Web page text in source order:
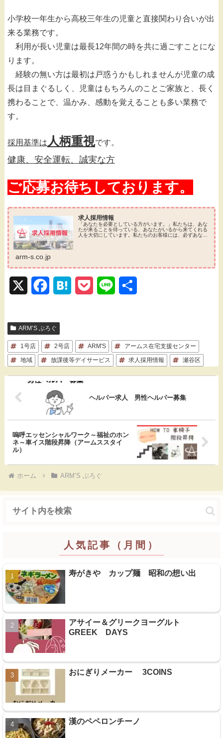
小学校一年生から高校三年生の児童と直接関わり合いが出
来る業務です。
利用が長い児童は最長12年間の時を共に過ごすことにな
ります。
経験の無い方は最初は戸惑うかもしれませんが児童の成
長は目まぐるしく、児童はもちろんのことご家族と、長く
携わることで、温かみ、感動を覚えることも多い業務で
す。
採用基準は 人柄重視です。
健康、安全運転、誠実な方
ご応募お待ちしております。
求人採用情報
「あなたを必要としている方がいます。」私たちは、あな
たが来ることを待っている、あなたがいるから来てくれる
人を大切にしています。私たちのお客様には、必ずあなた
arm-s.co.jp
c
e
b
o
o
k
e
n
a
k
e
t
e
ARM’S ぶろぐ
1号店 2号店 ARM'S
アームス在宅支援センター
地域
放課後等デイサービス 求人採用情報 瀬谷区
ヘルパー求人 男性ヘルパー募集
嗚呼エッセンシャルワーク～福祉のホン
ネ～車イス階段昇降（アームススタイ
ル）
ホーム ARM’S ぶろぐ
人気記事（月間）
寿がきや カップ麺 昭和の想い出
アサイー＆グリークヨーグルト
GREEK DAYS
おにぎりメーカー 3COINS
漢のペペロンチーノ